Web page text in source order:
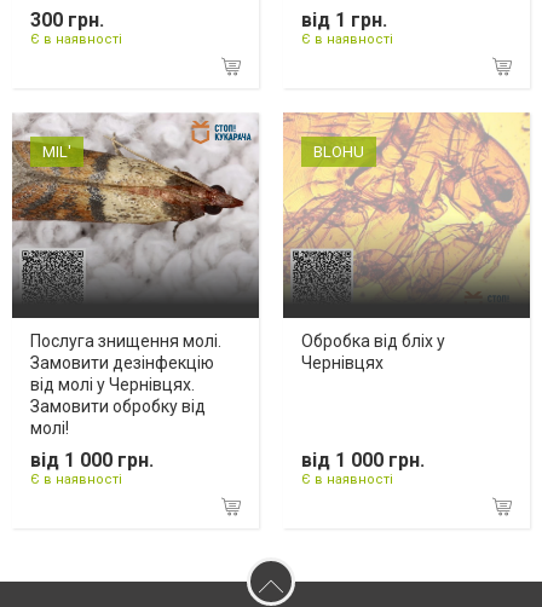
300 грн.
Є в наявності
від 1 грн.
Є в наявності
MIL'
Послуга знищення молі.
Замовити дезінфекцію
від молі у Чернівцях.
Замовити обробку від
молі!
від 1 000 грн.
Є в наявності
BLOHU
Обробка від бліх у
Чернівцях
від 1 000 грн.
Є в наявності